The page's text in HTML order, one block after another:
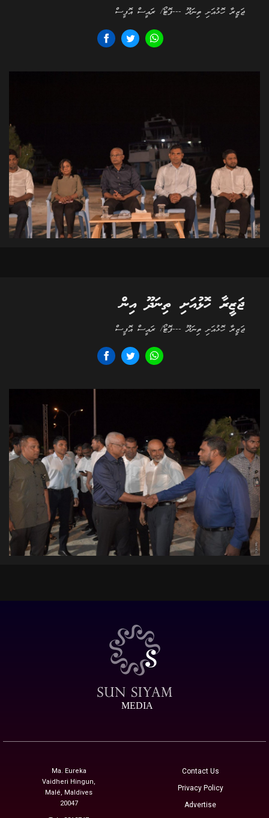
ޖަޒީރާ ހޮޅުއަށި ތިނަދޫ ---ފޮޓޯ/ ރައީސް އޮފީސް
ޖަޒީރާ ހޮޅުއަށި ތިނަދޫ އިން
ޖަޒީރާ ހޮޅުއަށި ތިނަދޫ ---ފޮޓޯ/ ރައީސް އޮފީސް
MEDIA
Ma. Eureka
Vaidheri Hingun,
Malé, Maldives
20047
Contact Us
Privacy Policy
Advertise